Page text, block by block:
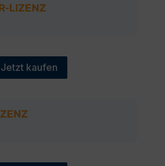
LIZENZ
Jetzt kaufen